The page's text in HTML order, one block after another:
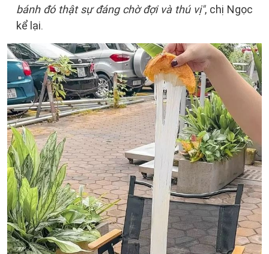
bánh đó thật sự đáng chờ đợi và thú vị", chị Ngọc
kể lại.